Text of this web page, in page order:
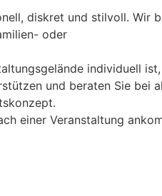
diskret und stilvoll. Wir
oder
individuell
und beraten Sie bei
einer Veranstaltung